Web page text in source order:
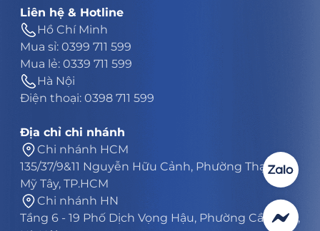
Liên hệ & Hotline
Hồ Chí Minh
Mua sỉ: 0399 711 599
Mua lẻ: 0339 711 599
Hà Nội
Điện thoại: 0398 711 599
Địa chỉ chi nhánh
Chi nhánh HCM
135/37/9&11 Nguyễn Hữu Cảnh, Phường Thạnh
Mỹ Tây, TP.HCM
Chi nhánh HN
Tầng 6 - 19 Phố Dịch Vọng Hậu, Phường Cầu Giấy,